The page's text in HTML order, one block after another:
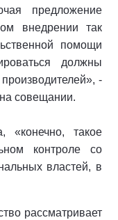
предложение
внедрении так
помощи
должны
-
совещании.
«конечно, такое
контроле со
властей, в
рассматривает